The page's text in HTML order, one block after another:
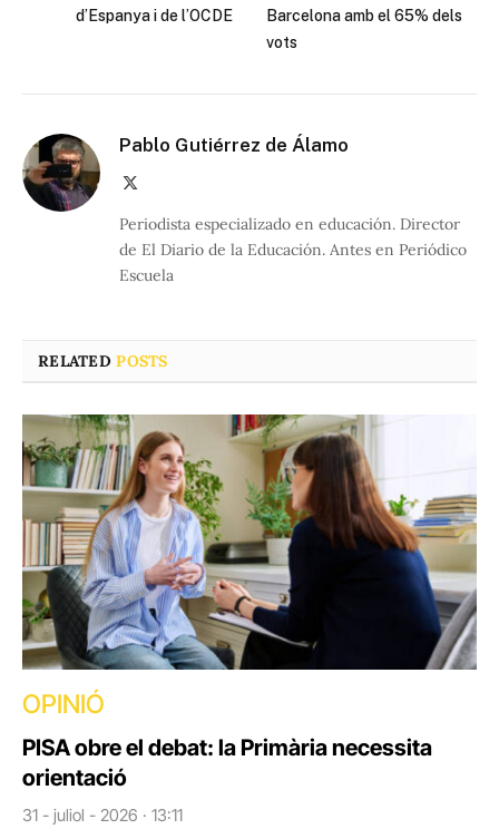
d’Espanya i de l’OCDE
Barcelona amb el 65% dels
vots
Pablo Gutiérrez de Álamo
Periodista especializado en educación. Director
de El Diario de la Educación. Antes en Periódico
Escuela
RELATEDPOSTS
OPINIÓ
PISA obre el debat: la Primària necessita
orientació
31 - juliol - 2026 · 13:11